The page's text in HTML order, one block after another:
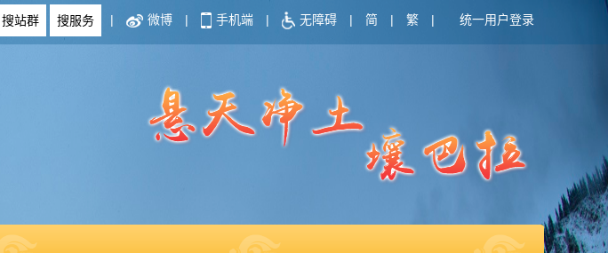
| 微博 | 手机端 | 无障碍 | 简 | 繁 | 统一用户登录